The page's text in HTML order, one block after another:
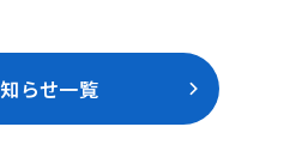
らせ一覧